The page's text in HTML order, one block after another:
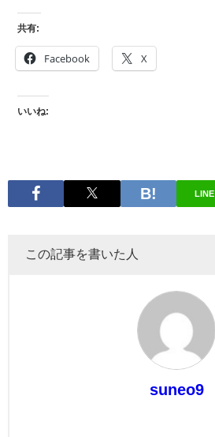
共有:
Facebook X
いいね:
LINE
この記事を書いた人
suneo9